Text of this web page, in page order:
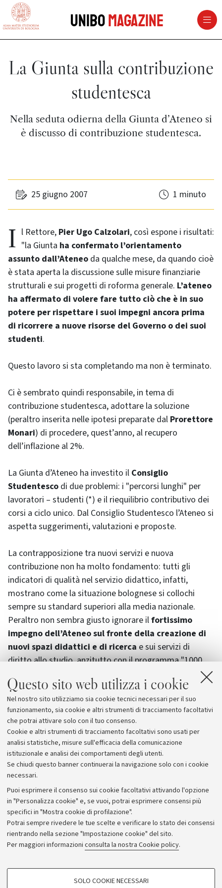
Questo sito web utilizza i cookie
Nel nostro sito utilizziamo sia cookie tecnici necessari per il suo
funzionamento, sia cookie e altri strumenti di tracciamento facoltativi
che potrai attivare solo con il tuo consenso.
Cookie e altri strumenti di tracciamento facoltativi sono usati per
analisi statistiche, misure sull'efficacia della comunicazione
istituzionale e analisi dei comportamenti degli utenti.
Se chiudi questo banner continuerai la navigazione solo con i cookie
necessari.
Puoi esprimere il consenso sui cookie facoltativi attivando l'opzione
in "Personalizza cookie" e, se vuoi, potrai esprimere consensi più
specifici in "Mostra cookie di profilazione".
Potrai sempre rivedere le tue scelte e verificare lo stato dei consensi
rientrando nella sezione "Impostazione cookie" del sito.
Per maggiori informazioni consulta la nostra Cookie policy.
COOKIE DI PROFILAZIONE - FACOLTATIVI
SOLO COOKIE NECESSARI
vai al contenuto della pagina
UniboMagazine
La Giunta sulla contribuzione
studentesca
Nella seduta odierna della Giunta d’Ateneo si
è discusso di contribuzione studentesca.
25 giugno 2007 1 minuto
Il Rettore, Pier Ugo Calzolari, così espone i risultati:
"la Giunta ha confermato l’orientamento
assunto dall’Ateneo da qualche mese, da quando cioè
è stata aperta la discussione sulle misure finanziarie
strutturali e sui progetti di roforma generale. L’ateneo
ha affermato di volere fare tutto ciò che è in suo
potere per rispettare i suoi impegni ancora prima
di ricorrere a nuove risorse del Governo o dei suoi
studenti.
Questo lavoro si sta completando ma non è terminato.
Ci è sembrato quindi responsabile, in tema di
contribuzione studentesca, adottare la soluzione
(peraltro inserita nelle ipotesi preparate dal Prorettore
Monari) di procedere, quest’anno, al recupero
dell’inflazione al 2%.
La Giunta d’Ateneo ha investito il Consiglio
Studentesco di due problemi: i "percorsi lunghi" per
lavoratori – studenti (*) e il riequilibrio contributivo dei
corsi a ciclo unico. Dal Consiglio Studentesco l’Ateneo si
aspetta suggerimenti, valutazioni e proposte.
La contrapposizione tra nuovi servizi e nuova
contribuzione non ha molto fondamento: tutti gli
indicatori di qualità nel servizio didattico, infatti,
mostrano come la situazione bolognese si collochi
sempre su standard superiori alla media nazionale.
Peraltro non sembra giusto ignorare ilfortissimo
impegno dell’Ateneo sul fronte della creazione di
nuovi spazi didattici e di ricerca e sui servizi di
diritto allo studio, anzitutto con il programma "1000
(*) si tratta di nuove modalità di gestione del percorso
di studio, destinate ai lavoratori per ridurre il fenomeno
del fuori corso.
Archivio
Comunicati stampa
Redazione
Rassegna stampa